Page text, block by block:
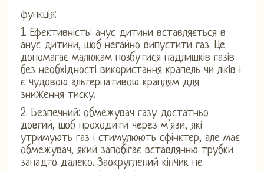
функція:
1. Ефективність: анус дитини вставляється в
анус дитини, щоб негайно випустити газ. Це
допомагає малюкам позбутися надлишків газів
без необхідності використання крапель чи ліків і
є чудовою альтернативою краплям для
зниження тиску.
2. Безпечний: обмежувач газу достатньо
довгий, щоб проходити через м’язи, які
утримують газ і стимулюють сфінктер, але має
обмежувач, який запобігає вставлянню трубки
занадто далеко. Заокруглений кінчик не